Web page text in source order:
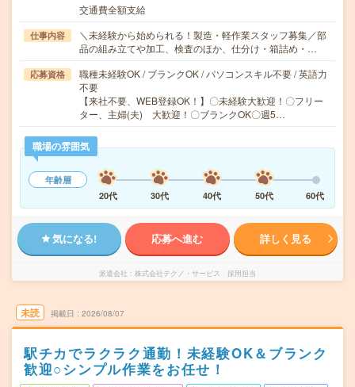
交通費全額支給
仕事内容
＼未経験から始められる！製造・軽作業スタッフ募集／部
品の組み立てや加工、検査のほか、仕分け・箱詰め・…
応募資格
職種未経験OK / ブランクOK / パソコンスキル不要 / 英語力
不要
【来社不要、WEB登録OK！】〇未経験大歓迎！〇フリー
ター、主婦(夫) 大歓迎！〇ブランクOK〇週5…
職場の雰囲気
年齢層
20代
30代 40代 50代 60代
気になる! 応募へ進む 詳しく見る
派遣会社 株式会社テクノ・サービス 採用担当
未読 掲載日 2026/08/07
駅チカでラクラク通勤！未経験OK＆ブランク
歓迎○シンプル作業をお任せ！